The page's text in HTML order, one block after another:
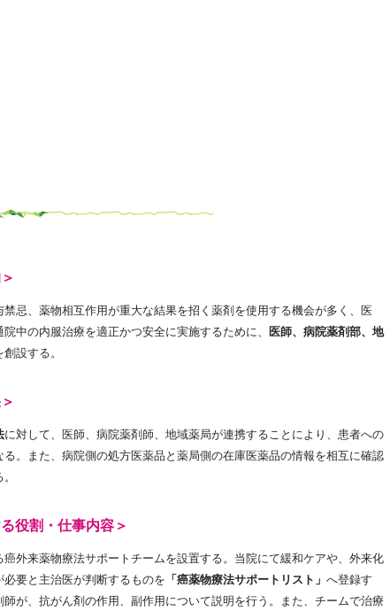
忌、薬物相互作用が重大な結果を招く薬剤を使用する機会が多く、医
中の内服治療を適正かつ安全に実施するために、 医師、病院薬剤部、地
設する。
に対して、医師、病院薬剤師、地域薬局が連携することにより、患者への
。また、病院側の処方医薬品と薬局側の在庫医薬品の情報を相互に確認
役割・仕事内容＞
外来薬物療法サポートチームを設置する。当院にて緩和ケアや、外来化
要と主治医が判断するものを 「癌薬物療法サポートリスト」 へ登録す
が、抗がん剤の作用、副作用について説明を行う。また、チームで治療